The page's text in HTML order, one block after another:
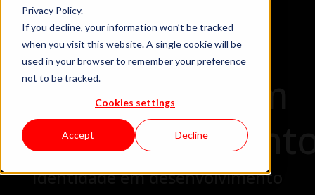
Privacy Policy.
If you decline, your information won’t be tracked
when you visit this website. A single cookie will be
used in your browser to remember your preference
not to be tracked.
Cookies settings
Accept Decline
Identidade em
Identidade em desenvolvimento